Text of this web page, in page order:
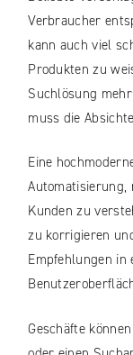
Verbraucher
kann auch viel
Produkten zu
Suchlösung
muss die
Eine
Automatisierung,
Kunden zu
zu korrigieren
Empfehlungen in
Geschäfte